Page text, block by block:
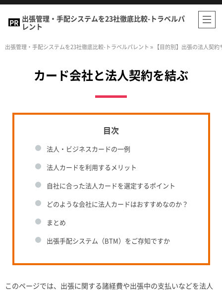
出張管理・手配システムを23社徹底比較-トラベルパ
レント
出張管理・手配システムを23社徹底比較-トラベルパレント » 【目的別】出張の法人契
カード会社と法人契約を結ぶ
法人・ビジネスカードの一例
法人カードを利用するメリット
自社に合った法人カードを選定するポイント
どのような会社に法人カードはおすすめなのか？
まとめ
出張手配システム（BTM）をご存知ですか
このページでは、出張に関する諸経費や出張中の支払いなどを法人